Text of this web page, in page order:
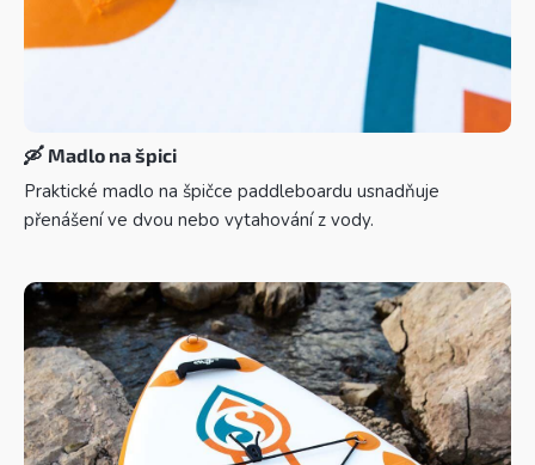
🛶 Madlo na špici
Praktické madlo na špičce paddleboardu usnadňuje
přenášení ve dvou nebo vytahování z vody.